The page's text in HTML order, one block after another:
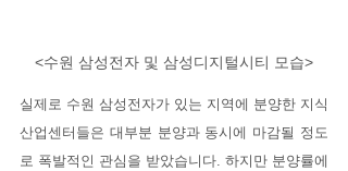
<수원 삼성전자 및 삼성디지털시티 모습>
실제로 수원 삼성전자가 있는 지역에 분양한 지식
산업센터들은 대부분 분양과 동시에 마감될 정도
로 폭발적인 관심을 받았습니다. 하지만 분양률에